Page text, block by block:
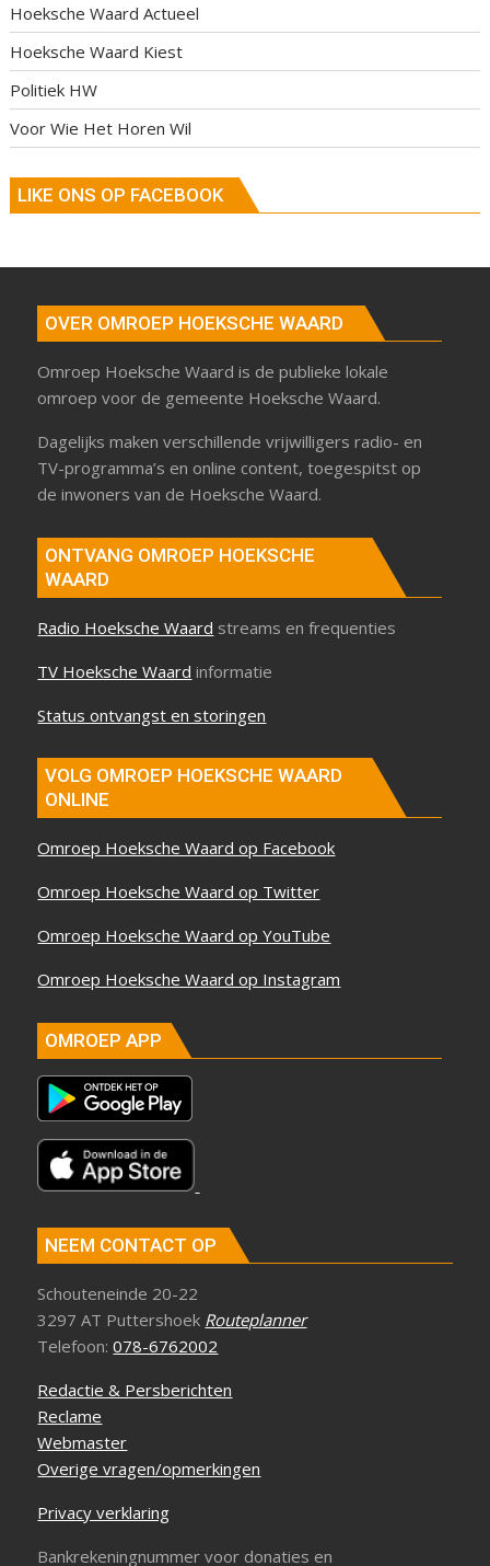
Hoeksche Waard Actueel
Hoeksche Waard Kiest
Politiek HW
Voor Wie Het Horen Wil
LIKE ONS OP FACEBOOK
OVER OMROEP HOEKSCHE WAARD
Omroep Hoeksche Waard is de publieke lokale
omroep voor de gemeente Hoeksche Waard.
Dagelijks maken verschillende vrijwilligers radio- en
TV-programma’s en online content, toegespitst op
de inwoners van de Hoeksche Waard.
ONTVANG OMROEP HOEKSCHE
WAARD
Radio Hoeksche Waard streams en frequenties
TV Hoeksche Waard informatie
Status ontvangst en storingen
VOLG OMROEP HOEKSCHE WAARD
ONLINE
Omroep Hoeksche Waard op Facebook
Omroep Hoeksche Waard op Twitter
Omroep Hoeksche Waard op YouTube
Omroep Hoeksche Waard op Instagram
OMROEP APP
NEEM CONTACT OP
Schouteneinde 20-22
3297 AT Puttershoek Routeplanner
Telefoon:078-6762002
Redactie & Persberichten
Reclame
Webmaster
Overige vragen/opmerkingen
Privacy verklaring
Bankrekeningnummer voor donaties en